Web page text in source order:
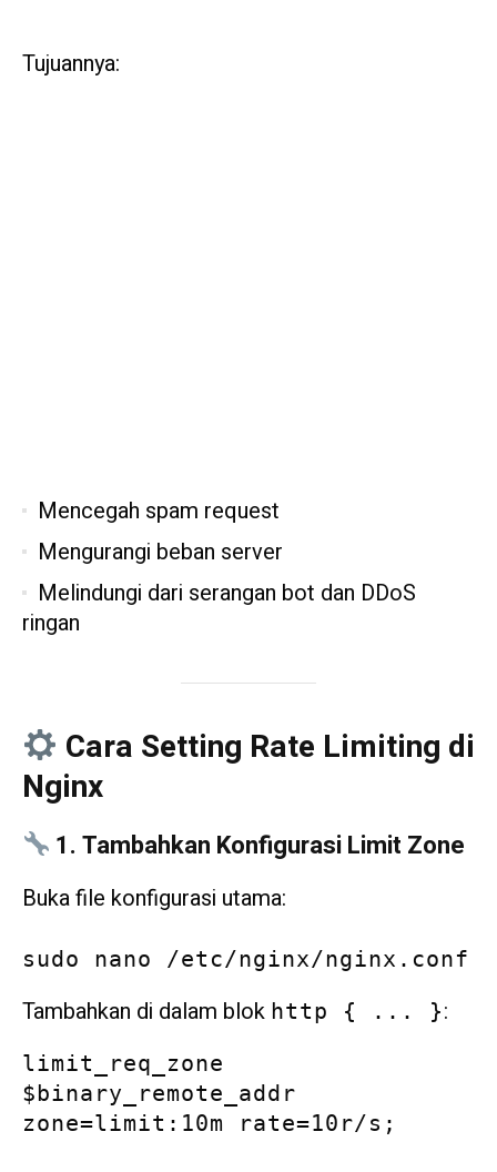
Tujuannya:
Mencegah spam request
Mengurangi beban server
Melindungi dari serangan bot dan DDoS
ringan
Cara Setting Rate Limiting di
Nginx
1. Tambahkan Konfigurasi Limit Zone
Buka file konfigurasi utama:
sudo nano /etc/nginx/nginx.conf
Tambahkan di dalam blok http { ... }:
limit_req_zone
$binary_remote_addr
zone=limit:10m rate=10r/s;